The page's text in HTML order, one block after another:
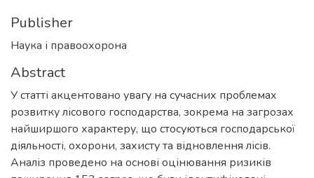
Publisher
Наука і правоохорона
Abstract
У статті акцентовано увагу на сучасних проблемах
розвитку лісового господарства, зокрема на загрозах
найширшого характеру, що стосуються господарської
діяльності, охорони, захисту та відновлення лісів.
Аналіз проведено на основі оцінювання ризиків